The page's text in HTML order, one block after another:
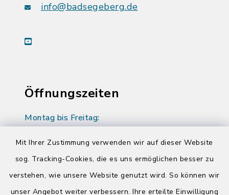
Mit Ihrer Zustimmung verwenden wir auf dieser Website
sog. Tracking-Cookies, die es uns ermöglichen besser zu
verstehen, wie unsere Website genutzt wird. So können wir
unser Angebot weiter verbessern. Ihre erteilte Einwilligung
info@badsegeberg.de
youtube
Öffnungszeiten
Montag bis Freitag:
Donnerstag zusätzlich:
14:00-17:00 Uhr